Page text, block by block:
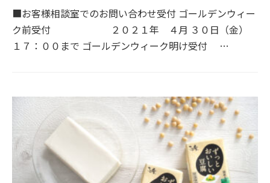
■お客様相談室でのお問い合わせ受付 ゴールデンウィー
ク前受付 ２０２１年 ４月 ３０日（金）
１７：００まで ゴールデンウィーク明け受付 …